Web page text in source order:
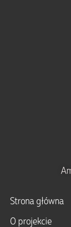
Strona główna
O projekcie